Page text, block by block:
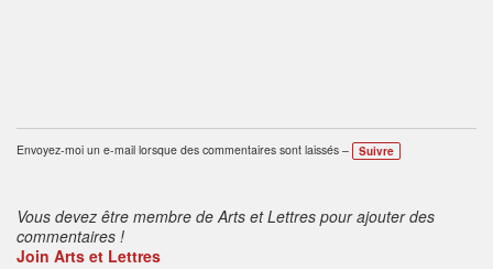
Envoyez-moi un e-mail lorsque des commentaires sont laissés – Suivre
Vous devez être membre de Arts et Lettres pour ajouter des
commentaires !
Join Arts et Lettres